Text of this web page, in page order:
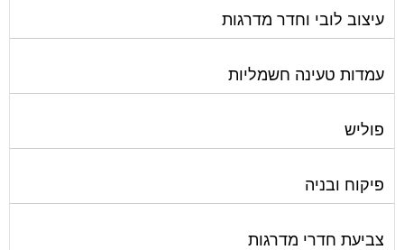
עיצוב לובי וחדר מדרגות
עמדות טעינה חשמליות
פוליש
פיקוח ובניה
צביעת חדרי מדרגות